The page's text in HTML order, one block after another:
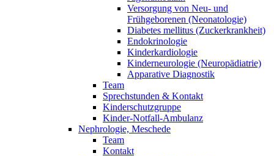
Versorgung von Neu- und
Frühgeborenen (Neonatologie)
Diabetes mellitus (Zuckerkrankheit)
Endokrinologie
Kinderkardiologie
Kinderneurologie (Neuropädiatrie)
Apparative Diagnostik
Team
Sprechstunden & Kontakt
Kinderschutzgruppe
Kinder-Notfall-Ambulanz
Nephrologie, Meschede
Team
Kontakt